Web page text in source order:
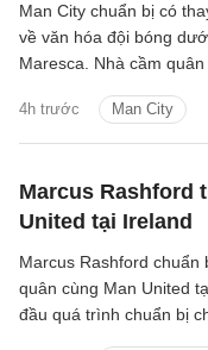
4h trước Man City
Man City chuẩn bị có
về văn hóa đội bóng
Maresca. Nhà cầm
chọn đội trưởng từng
Guardiola duy trì trong
Marcus Rashford
United tại Ireland
Marcus Rashford chuẩn
quân cùng Man United
đầu quá trình chuẩn bị